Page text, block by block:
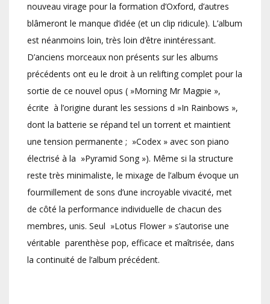
nouveau virage pour la formation d’Oxford, d’autres
blâmeront le manque d’idée (et un clip ridicule). L’album
est néanmoins loin, très loin d’être inintéressant.
D’anciens morceaux non présents sur les albums
précédents ont eu le droit à un relifting complet pour la
sortie de ce nouvel opus ( »Morning Mr Magpie »,
écrite à l’origine durant les sessions d »In Rainbows »,
dont la batterie se répand tel un torrent et maintient
une tension permanente ; »Codex » avec son piano
électrisé à la »Pyramid Song »). Même si la structure
reste très minimaliste, le mixage de l’album évoque un
fourmillement de sons d’une incroyable vivacité, met
de côté la performance individuelle de chacun des
membres, unis. Seul »Lotus Flower » s’autorise une
véritable parenthèse pop, efficace et maîtrisée, dans
la continuité de l’album précédent.